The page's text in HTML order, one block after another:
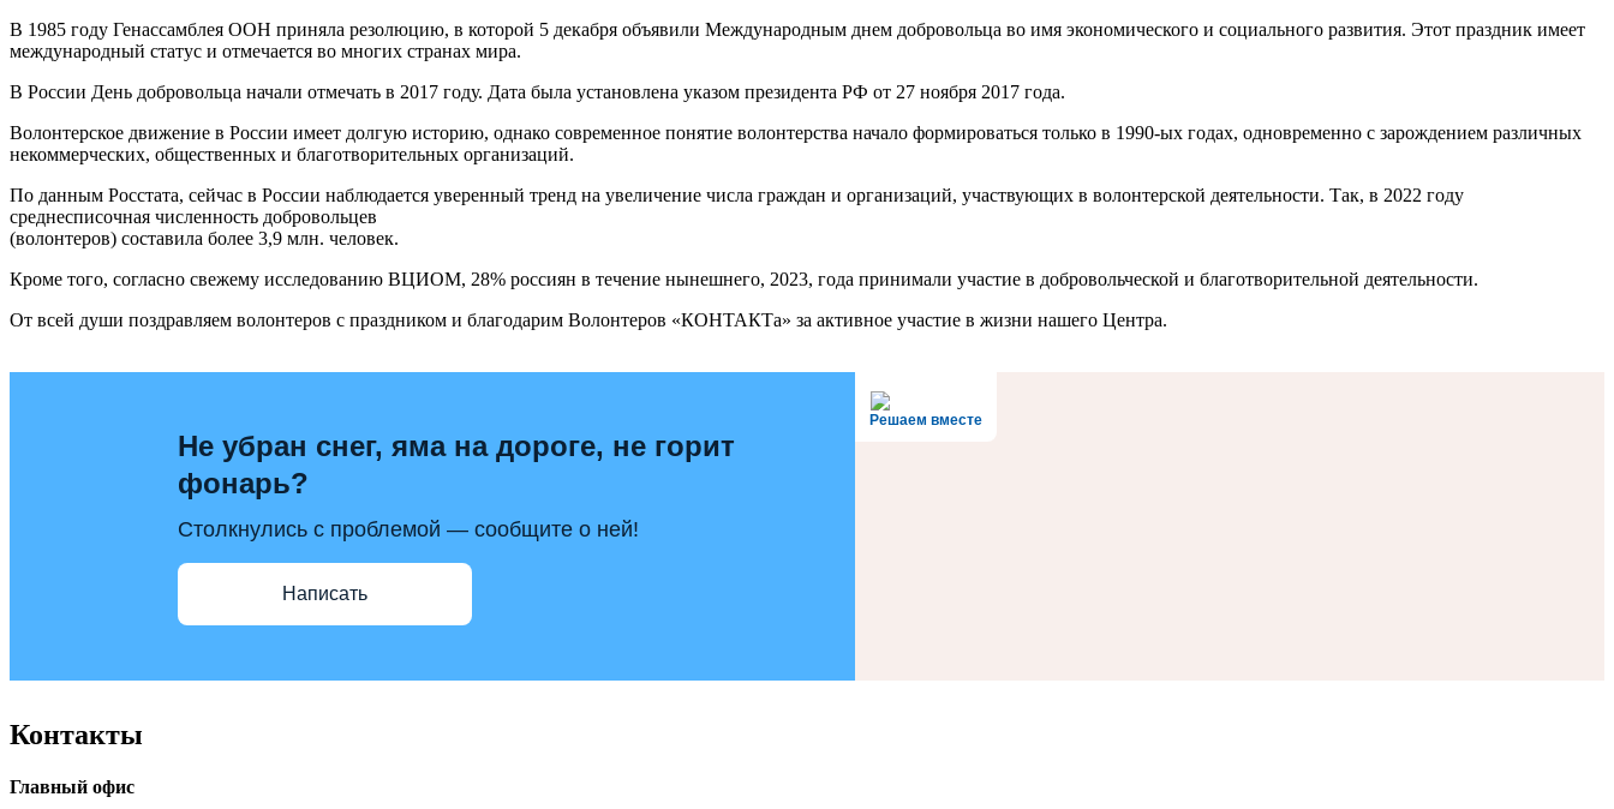
В 1985 году Генассамблея ООН приняла резолюцию, в которой 5 декабря объявили Международным днем добровольца во имя экономического и социального развития. Этот праздник имеет
международный статус и отмечается во многих странах мира.
В России День добровольца начали отмечать в 2017 году. Дата была установлена указом президента РФ от 27 ноября 2017 года.
Волонтерское движение в России имеет долгую историю, однако современное понятие волонтерства начало формироваться только в 1990-ых годах, одновременно с зарождением различных
некоммерческих, общественных и благотворительных организаций.
По данным Росстата, сейчас в России наблюдается уверенный тренд на увеличение числа граждан и организаций, участвующих в волонтерской деятельности. Так, в 2022 году
среднесписочная численность добровольцев
(волонтеров) составила более 3,9 млн. человек.
Кроме того, согласно свежему исследованию ВЦИОМ, 28% россиян в течение нынешнего, 2023, года принимали участие в добровольческой и благотворительной деятельности.
От всей души поздравляем волонтеров с праздником и благодарим Волонтеров «КОНТАКТа» за активное участие в жизни нашего Центра.
Решаем вместе
Не убран снег, яма на дороге, не горит
фонарь?
Столкнулись с проблемой — сообщите о ней!
Написать
Контакты
Главный офис